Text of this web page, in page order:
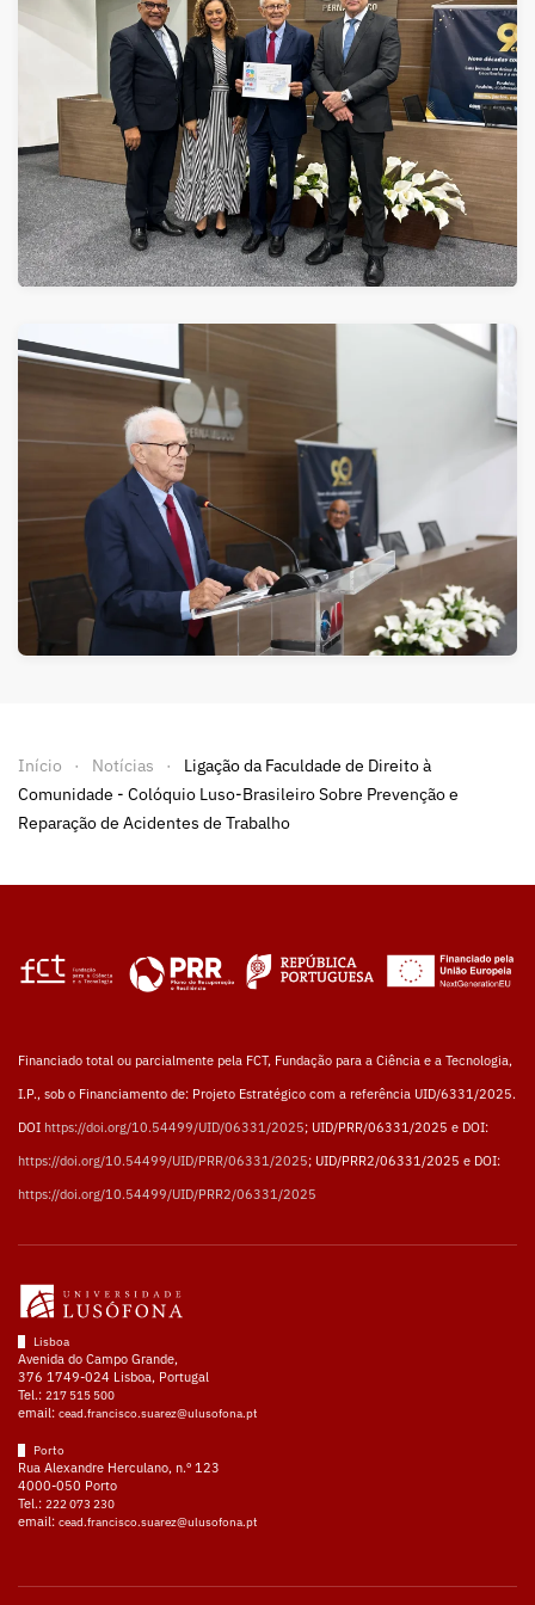
ver
Início Notícias
Ligação da Faculdade de Direito à
Comunidade - Colóquio Luso-Brasileiro Sobre Prevenção e
Reparação de Acidentes de Trabalho
Financiado total ou parcialmente pela FCT, Fundação para a Ciência e a Tecnologia,
I.P., sob o Financiamento de: Projeto Estratégico com a referência UID/6331/2025.
DOI https://doi.org/10.54499/UID/06331/2025; UID/PRR/06331/2025 e DOI:
https://doi.org/10.54499/UID/PRR/06331/2025; UID/PRR2/06331/2025 e DOI:
https://doi.org/10.54499/UID/PRR2/06331/2025
Lisboa
Avenida do Campo Grande,
376 1749-024 Lisboa, Portugal
Tel.: 217 515 500
email: cead.francisco.suarez@ulusofona.pt
Porto
Rua Alexandre Herculano, n.º 123
4000-050 Porto
Tel.: 222 073 230
email: cead.francisco.suarez@ulusofona.pt